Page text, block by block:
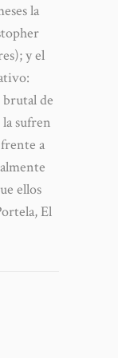
la
y el
de
sufren
a
ellos
El